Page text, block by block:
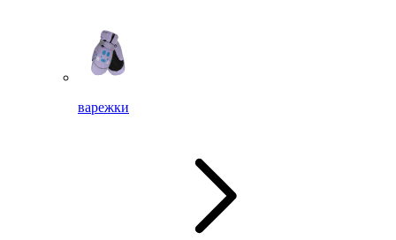
варежки